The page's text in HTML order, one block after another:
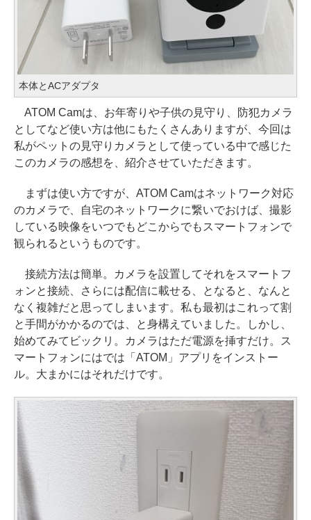
本体とACアダプタ
ATOM Camは、お年寄りや子供の見守り、防犯カメラ
としてなど使い方は他にもたくさんありますが、今回は
私がペットの見守りカメラとして使っている中で感じた
このカメラの感想を、紹介させていただきます。
まずは使い方ですが、ATOM Camはネットワーク対応
のカメラで、自宅のネットワークに繋いでおけば、撮影
している映像をいつでもどこからでもスマートフォンで
観られるというものです。
接続方法は簡単。カメラを設置してそれをスマートフ
ォンと接続、さらには配信に載せる、となると、なんと
なく複雑だと思ってしまいます。私も最初はこれって割
と手間がかかるのでは、と身構えていました。しかし、
始めてみてビックリ。カメラはただ電源を挿すだけ。ス
マートフォンにはでは「ATOM」アプリをインストー
ル。大まかにはそれだけです。